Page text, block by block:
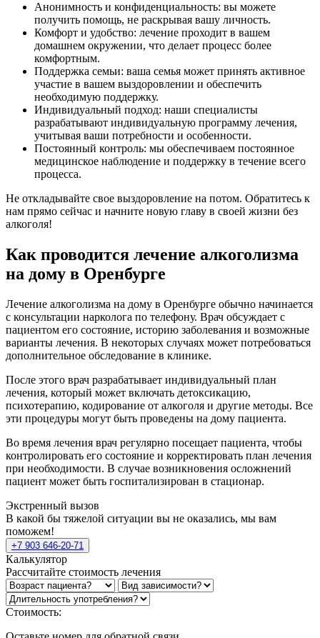
Анонимность и конфиденциальность: вы можете
получить помощь, не раскрывая вашу личность.
Комфорт и удобство: лечение проходит в вашем
домашнем окружении, что делает процесс более
комфортным.
Поддержка семьи: ваша семья может принять активное
участие в вашем выздоровлении и обеспечить
необходимую поддержку.
Индивидуальный подход: наши специалисты
разрабатывают индивидуальную программу лечения,
учитывая ваши потребности и особенности.
Постоянный контроль: мы обеспечиваем постоянное
медицинское наблюдение и поддержку в течение всего
процесса.
Не откладывайте свое выздоровление на потом. Обратитесь к
нам прямо сейчас и начните новую главу в своей жизни без
алкоголя!
Как проводится лечение алкоголизма
на дому в Оренбурге
Лечение алкоголизма на дому в Оренбурге обычно начинается
с консультации нарколога по телефону. Врач обсуждает с
пациентом его состояние, историю заболевания и возможные
варианты лечения. В некоторых случаях может потребоваться
дополнительное обследование в клинике.
После этого врач разрабатывает индивидуальный план
лечения, который может включать детоксикацию,
психотерапию, кодирование от алкоголя и другие методы. Все
эти процедуры могут быть проведены на дому пациента.
Во время лечения врач регулярно посещает пациента, чтобы
контролировать его состояние и корректировать план лечения
при необходимости. В случае возникновения осложнений
пациент может быть госпитализирован в стационар.
Экстренный вызов
В какой бы тяжелой ситуации вы не оказались, мы вам
поможем!
+7 903 646-20-71
Калькулятор
Рассчитайте стоимость лечения
Стоимость: